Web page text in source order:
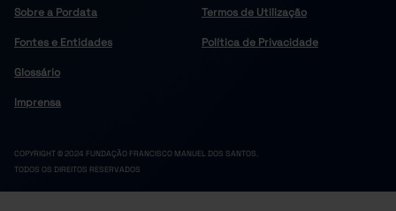
Sobre a Pordata
Fontes e Entidades
Glossário
Imprensa
Termos de Utilização
Política de Privacidade
COPYRIGHT © 2024 FUNDAÇÃO FRANCISCO MANUEL DOS SANTOS.
TODOS OS DIREITOS RESERVADOS